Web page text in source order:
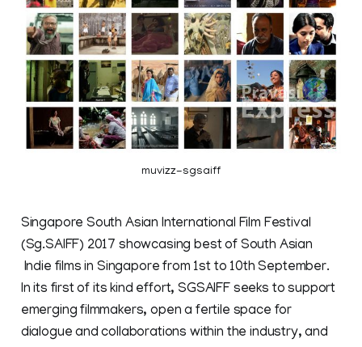
muvizz-sgsaiff
Singapore South Asian International Film Festival
(Sg.SAIFF) 2017 showcasing best of South Asian
Indie films in Singapore from 1st to 10th September.
In its first of its kind effort, SGSAIFF seeks to support
emerging filmmakers, open a fertile space for
dialogue and collaborations within the industry, and